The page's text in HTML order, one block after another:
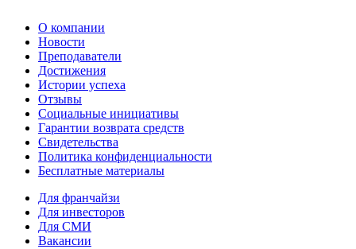
О компании
Новости
Преподаватели
Достижения
Истории успеха
Отзывы
Социальные инициативы
Гарантии возврата средств
Свидетельства
Политика конфиденциальности
Бесплатные материалы
Для франчайзи
Для инвесторов
Для СМИ
Вакансии